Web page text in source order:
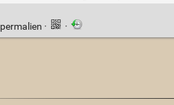
permalien · ·